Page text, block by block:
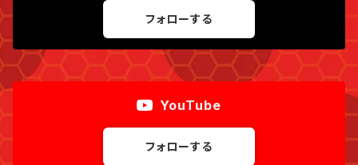
フォローする
YouTube
フォローする